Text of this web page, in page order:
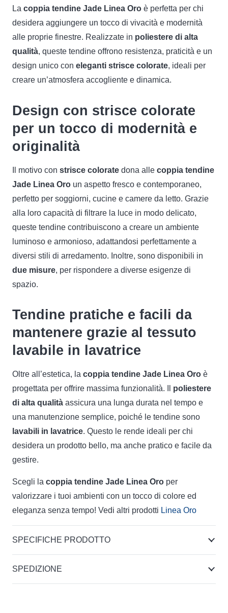
La coppia tendine Jade Linea Oro è perfetta per chi
desidera aggiungere un tocco di vivacità e modernità
alle proprie finestre. Realizzate in poliestere di alta
qualità, queste tendine offrono resistenza, praticità e un
design unico con eleganti strisce colorate, ideali per
creare un’atmosfera accogliente e dinamica.
Design con strisce colorate
per un tocco di modernità e
originalità
Il motivo con strisce colorate dona alle coppia tendine
Jade Linea Oro un aspetto fresco e contemporaneo,
perfetto per soggiorni, cucine e camere da letto. Grazie
alla loro capacità di filtrare la luce in modo delicato,
queste tendine contribuiscono a creare un ambiente
luminoso e armonioso, adattandosi perfettamente a
diversi stili di arredamento. Inoltre, sono disponibili in
due misure, per rispondere a diverse esigenze di
spazio.
Tendine pratiche e facili da
mantenere grazie al tessuto
lavabile in lavatrice
Oltre all’estetica, la coppia tendine Jade Linea Oro è
progettata per offrire massima funzionalità. Il poliestere
di alta qualità assicura una lunga durata nel tempo e
una manutenzione semplice, poiché le tendine sono
lavabili in lavatrice. Questo le rende ideali per chi
desidera un prodotto bello, ma anche pratico e facile da
gestire.
Scegli la coppia tendine Jade Linea Oro per
valorizzare i tuoi ambienti con un tocco di colore ed
eleganza senza tempo! Vedi altri prodotti Linea Oro
SPECIFICHE PRODOTTO
SPEDIZIONE